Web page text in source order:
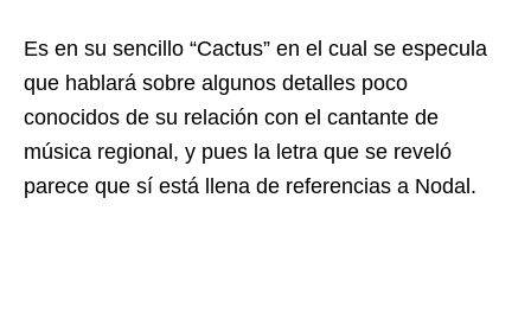
Es en su sencillo “Cactus” en el cual se especula
que hablará sobre algunos detalles poco
conocidos de su relación con el cantante de
música regional, y pues la letra que se reveló
parece que sí está llena de referencias a Nodal.